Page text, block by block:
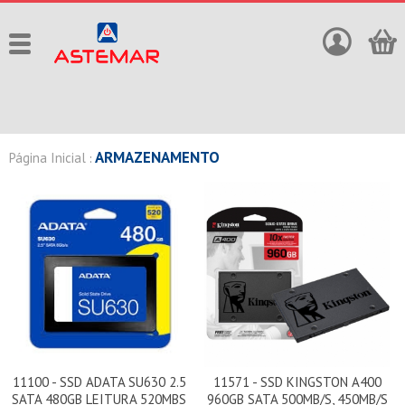
Página Inicial : ARMAZENAMENTO
11100 - SSD ADATA SU630 2.5
SATA 480GB LEITURA 520MBS
11571 - SSD KINGSTON A400
960GB SATA 500MB/S, 450MB/S